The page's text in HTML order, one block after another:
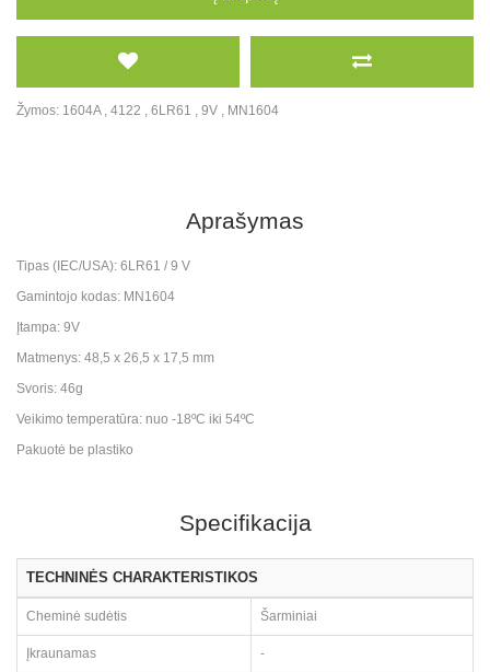
Žymos: 1604A, 4122 , 6LR61 , 9V , MN1604
Aprašymas
Tipas (IEC/USA): 6LR61 / 9 V
Gamintojo kodas: MN1604
Įtampa: 9V
Matmenys: 48,5 x 26,5 x 17,5 mm
Svoris: 46g
Veikimo temperatūra: nuo -18ºC iki 54ºC
Pakuotė be plastiko
Specifikacija
TECHNINĖS CHARAKTERISTIKOS
Cheminė sudėtis Šarminiai
Įkraunamas -